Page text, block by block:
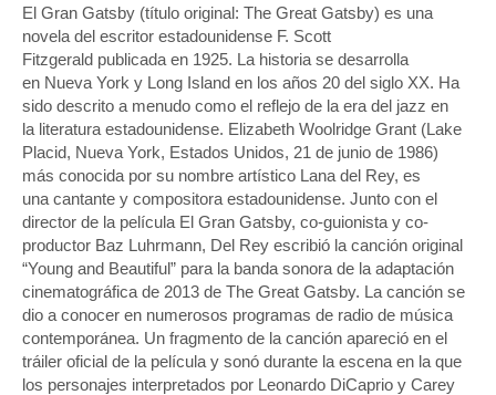
El Gran Gatsby (título original: The Great Gatsby) es una
novela del escritor estadounidense F. Scott
Fitzgerald publicada en 1925. La historia se desarrolla
en Nueva York y Long Island en los años 20 del siglo XX. Ha
sido descrito a menudo como el reflejo de la era del jazz en
la literatura estadounidense. Elizabeth Woolridge Grant (Lake
Placid, Nueva York, Estados Unidos, 21 de junio de 1986)
más conocida por su nombre artístico Lana del Rey, es
una cantante y compositora estadounidense. Junto con el
director de la película El Gran Gatsby, co-guionista y co-
productor Baz Luhrmann, Del Rey escribió la canción original
“Young and Beautiful” para la banda sonora de la adaptación
cinematográfica de 2013 de The Great Gatsby. La canción se
dio a conocer en numerosos programas de radio de música
contemporánea. Un fragmento de la canción apareció en el
tráiler oficial de la película y sonó durante la escena en la que
los personajes interpretados por Leonardo DiCaprio y Carey